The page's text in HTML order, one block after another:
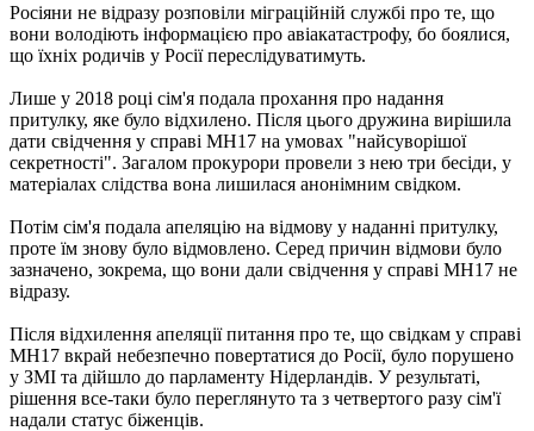
Росіяни не відразу розповіли міграційній службі про те, що
вони володіють інформацією про авіакатастрофу, бо боялися,
що їхніх родичів у Росії переслідуватимуть.
Лише у 2018 році сім'я подала прохання про надання
притулку, яке було відхилено. Після цього дружина вирішила
дати свідчення у справі MH17 на умовах "найсуворішої
секретності". Загалом прокурори провели з нею три бесіди, у
матеріалах слідства вона лишилася анонімним свідком.
Потім сім'я подала апеляцію на відмову у наданні притулку,
проте їм знову було відмовлено. Серед причин відмови було
зазначено, зокрема, що вони дали свідчення у справі МН17 не
відразу.
Після відхилення апеляції питання про те, що свідкам у справі
MH17 вкрай небезпечно повертатися до Росії, було порушено
у ЗМІ та дійшло до парламенту Нідерландів. У результаті,
рішення все-таки було переглянуто та з четвертого разу сім'ї
надали статус біженців.